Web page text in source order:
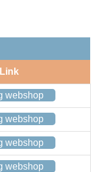
Link
webshop
webshop
webshop
webshop